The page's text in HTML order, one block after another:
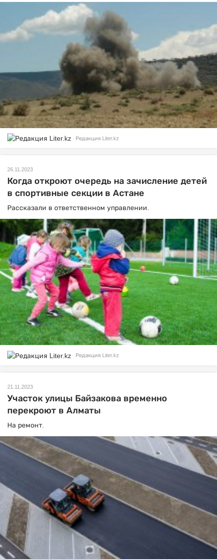
Редакция Liter.kz
26.11.2023
Когда откроют очередь на зачисление детей
в спортивные секции в Астане
Рассказали в ответственном управлении.
Редакция Liter.kz
21.11.2023
Участок улицы Байзакова временно
перекроют в Алматы
На ремонт.